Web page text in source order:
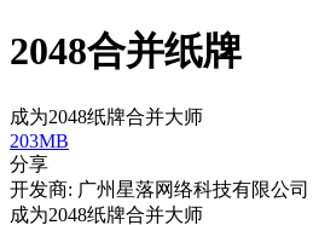
2048合并纸牌
成为2048纸牌合并大师
203MB
分享
开发商: 广州星落网络科技有限公司
成为2048纸牌合并大师